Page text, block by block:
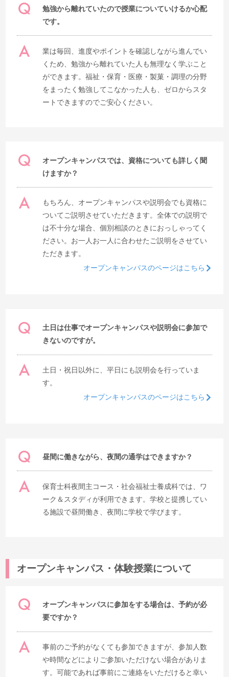
勉強から離れていたので授業についていけるか心配
です。
業は毎回、進度やポイントを確認しながら進んでい
くため、勉強から離れていた人も無理なく学ぶこと
ができます。福祉・保育・医療・製菓・調理の分野
をまったく勉強してこなかった人も、ゼロからスタ
ートできますのでご安心ください。
オープンキャンパスでは、資格についても詳しく聞
けますか？
もちろん、オープンキャンパスや説明会でも資格に
ついてご説明させていただきます。全体での説明で
は不十分な場合、個別相談のときにおっしゃってく
ださい。お一人お一人に合わせたご説明をさせてい
ただきます。
オープンキャンパスのページはこちら
土日は仕事でオープンキャンパスや説明会に参加で
きないのですが。
土日・祝日以外に、平日にも説明会を行っていま
す。
オープンキャンパスのページはこちら
昼間に働きながら、夜間の通学はできますか？
保育士科夜間主コース・社会福祉士養成科では、ワ
ーク＆スタディが利用できます。学校と提携してい
る施設で昼間働き、夜間に学校で学びます。
オープンキャンパス・体験授業について
オープンキャンパスに参加をする場合は、予約が必
要ですか？
事前のご予約がなくても参加できますが、参加人数
や時間などによりご参加いただけない場合がありま
す。可能であれば事前にご連絡をいただけると幸い